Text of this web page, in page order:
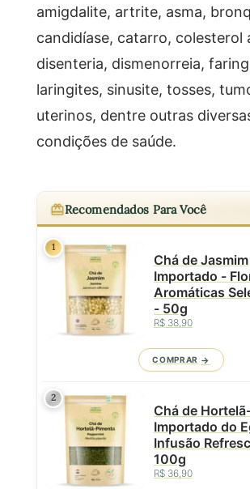
amigdalite, artrite, asma,
candidíase, catarro, colesterol
disenteria, dismenorreia,
laringites, sinusite, tosses,
uterinos, dentre outras
condições de saúde.
Recomendados Para Você
1
Chá de Jasmim
Importado -
Aromáticas
- 50g
R$ 38,90
COMPRAR
2
Chá de
Importado do
Infusão
100g
R$ 36,90